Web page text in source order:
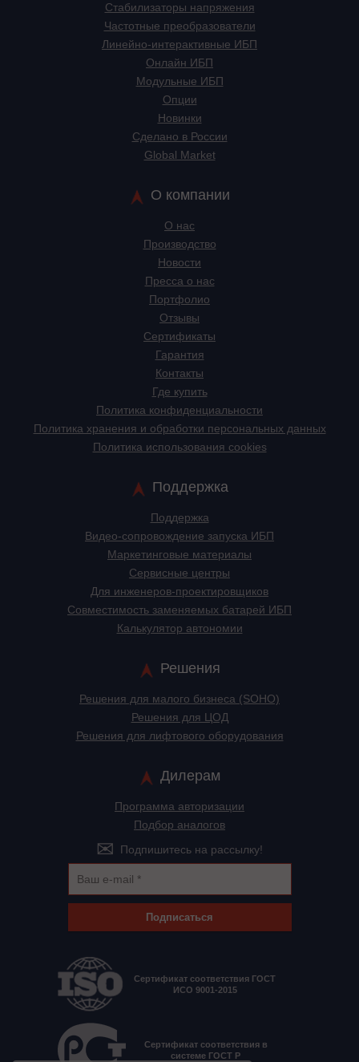
Стабилизаторы напряжения
Частотные преобразователи
Линейно-интерактивные ИБП
Онлайн ИБП
Модульные ИБП
Опции
Новинки
Сделано в России
Global Market
О компании
О нас
Производство
Новости
Пресса о нас
Портфолио
Отзывы
Сертификаты
Гарантия
Контакты
Где купить
Политика конфиденциальности
Политика хранения и обработки персональных данных
Политика использования cookies
Поддержка
Поддержка
Видео-сопровождение запуска ИБП
Маркетинговые материалы
Сервисные центры
Для инженеров-проектировщиков
Cовместимость заменяемых батарей ИБП
Калькулятор автономии
Решения
Решения для малого бизнеса (SOHO)
Решения для ЦОД
Решения для лифтового оборудования
Дилерам
Программа авторизации
Подбор аналогов
Подпишитесь на рассылку!
Подписаться
Сертификат соответствия ГОСТ
ИСО 9001-2015
Сертификат соответствия в
системе ГОСТ Р